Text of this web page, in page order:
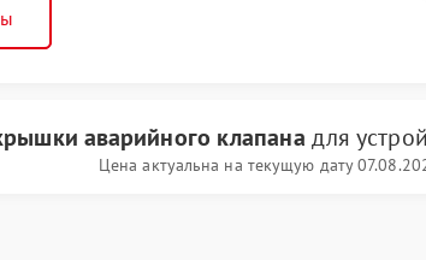
аварийного клапана для
Цена актуальна на текущую дату